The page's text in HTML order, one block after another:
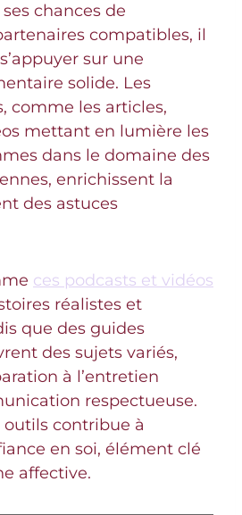
chances de
compatibles, il
sur une
solide. Les
comme les articles,
mettant en lumière les
dans le domaine des
enrichissent la
des astuces
ces podcasts et vidéos
réalistes et
que des guides
des sujets variés,
à l’entretien
respectueuse.
outils contribue à
en soi, élément clé
affective.